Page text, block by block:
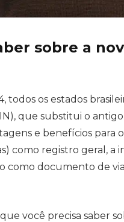
sobre a
todos os estados
que substitui o
e benefícios para
como registro geral,
como documento de
você precisa saber